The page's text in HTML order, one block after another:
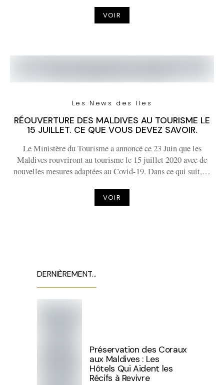
VOIR
Les News des Iles
RÉOUVERTURE DES MALDIVES AU TOURISME LE
15 JUILLET. CE QUE VOUS DEVEZ SAVOIR.
Le Ministère du Tourisme a annoncé ce 23 Juin que les
Maldives rouvriront au tourisme le 15 juillet 2020 avec de
nouvelles mesures adaptées au Covid-19. Dans ce qui suit,…
VOIR
DERNIÈREMENT…
Préservation des Coraux
aux Maldives : Les
Hôtels Qui Aident les
Récifs à Revivre